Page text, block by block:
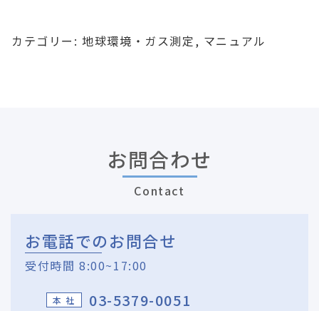
カテゴリー:地球環境・ガス測定, マニュアル
お問合わせ
Contact
お電話でのお問合せ
受付時間 8:00~17:00
本 社 03-5379-0051